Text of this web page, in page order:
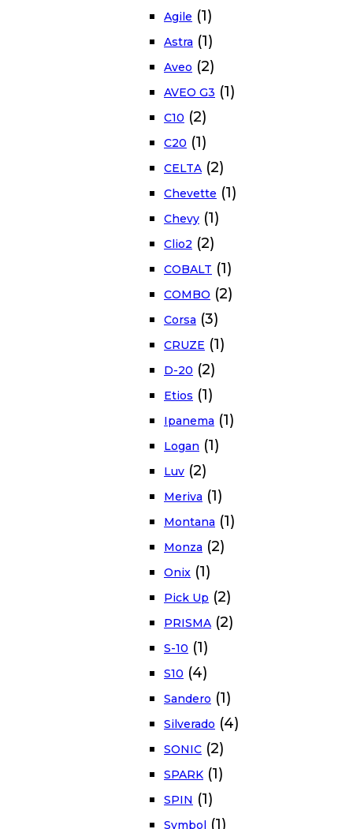
Agile (1)
Astra (1)
Aveo (2)
AVEO G3 (1)
C10 (2)
C20 (1)
CELTA (2)
Chevette (1)
Chevy (1)
Clio2 (2)
COBALT (1)
COMBO (2)
Corsa (3)
CRUZE (1)
D-20 (2)
Etios (1)
Ipanema (1)
Logan (1)
Luv (2)
Meriva (1)
Montana (1)
Monza (2)
Onix (1)
Pick Up (2)
PRISMA (2)
S-10 (1)
S10 (4)
Sandero (1)
Silverado (4)
SONIC (2)
SPARK (1)
SPIN (1)
Symbol (1)